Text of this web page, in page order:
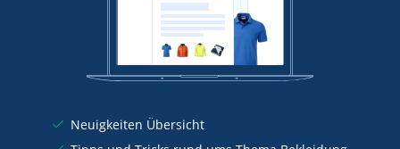
Neuigkeiten Übersicht